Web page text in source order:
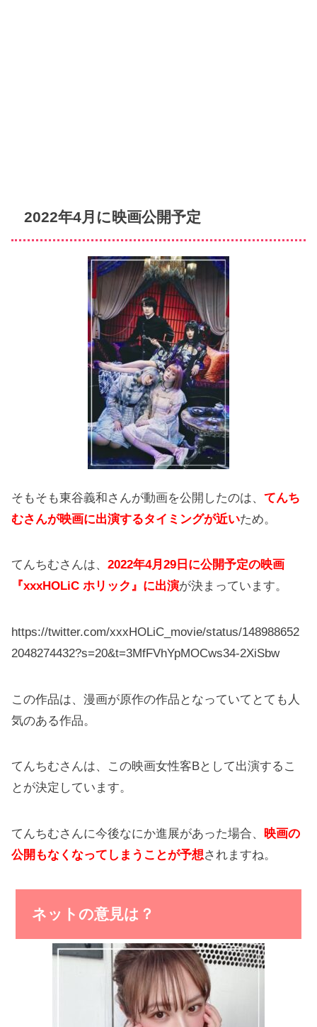
2022年4月に映画公開予定
そもそも東谷義和さんが動画を公開したのは、てんち
むさんが映画に出演するタイミングが近いため。
てんちむさんは、2022年4月29日に公開予定の映画
『xxxHOLiC ホリック』に出演が決まっています。
https://twitter.com/xxxHOLiC_movie/status/148988652
2048274432?s=20&t=3MfFVhYpMOCws34-2XiSbw
この作品は、漫画が原作の作品となっていてとても人
気のある作品。
てんちむさんは、この映画女性客Bとして出演するこ
とが決定しています。
てんちむさんに今後なにか進展があった場合、 映画の
公開もなくなってしまうことが予想されますね。
ネットの意見は？